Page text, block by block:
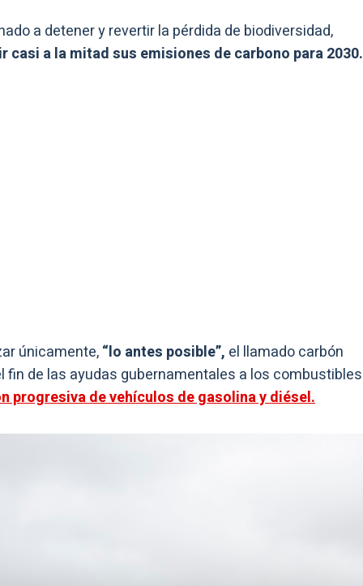
a detener y revertir la pérdida de biodiversidad,
casi a la mitad sus emisiones de carbono para 2030.
únicamente,“lo antes posible”, el llamado carbón
fin de las ayudas gubernamentales a los combustibles
progresiva de vehículos de gasolina y diésel.